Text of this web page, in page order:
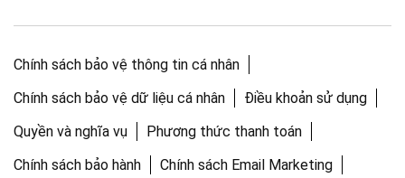
Chính sách bảo vệ thông tin cá nhân
Chính sách bảo vệ dữ liệu cá nhân
Điều khoản sử dụng
Quyền và nghĩa vụ
Phương thức thanh toán
Chính sách bảo hành
Chính sách Email Marketing